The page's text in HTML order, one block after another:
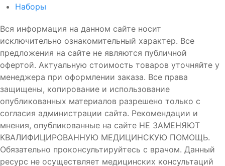
Наборы
Вся информация на данном сайте носит
исключительно ознакомительный характер. Все
предложения на сайте не являются публичной
офертой. Актуальную стоимость товаров уточняйте у
менеджера при оформлении заказа. Все права
защищены, копирование и использование
опубликованных материалов разрешено только с
согласия администрации сайта. Рекомендации и
мнения, опубликованные на сайте НЕ ЗАМЕНЯЮТ
КВАЛИФИЦИРОВАННУЮ МЕДИЦИНСКУЮ ПОМОЩЬ.
Обязательно проконсультируйтесь с врачом. Данный
ресурс не осуществляет медицинских консультаций